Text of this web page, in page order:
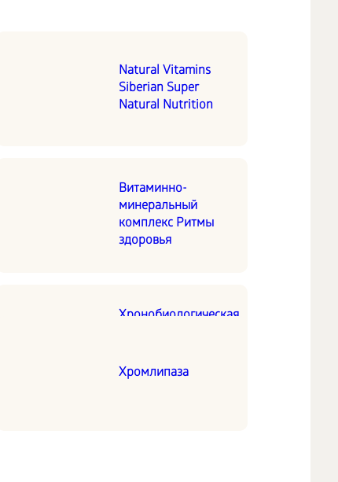
Natural Vitamins
Siberian Super
Natural Nutrition
Витаминно-
минеральный
комплекс Ритмы
здоровья
Хронобиологическая
Синхровитал
Хромлипаза